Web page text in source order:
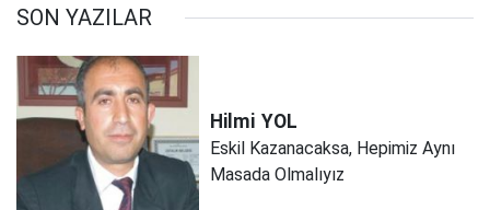
SON YAZILAR
Hilmi YOL
Eskil Kazanacaksa, Hepimiz Aynı
Masada Olmalıyız